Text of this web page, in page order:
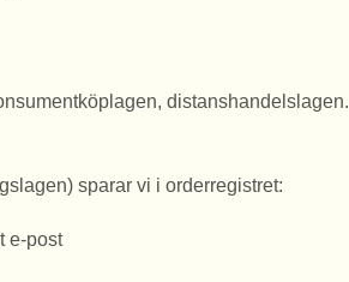
distanshandelslagen.
sparar vi i orderregistret:
e-post